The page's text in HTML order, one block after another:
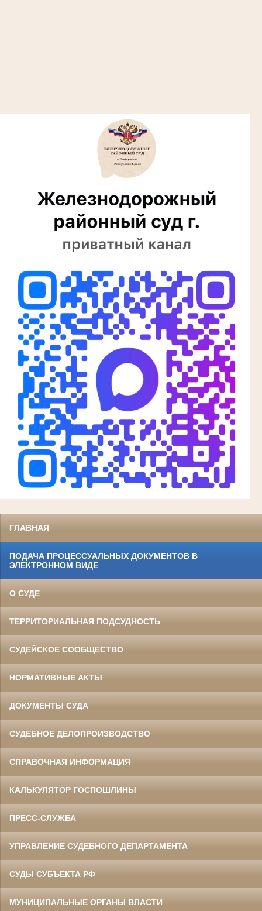
ГЛАВНАЯ
ПОДАЧА ПРОЦЕССУАЛЬНЫХ ДОКУМЕНТОВ В
ЭЛЕКТРОННОМ ВИДЕ
О СУДЕ
ТЕРРИТОРИАЛЬНАЯ ПОДСУДНОСТЬ
СУДЕЙСКОЕ СООБЩЕСТВО
НОРМАТИВНЫЕ АКТЫ
ДОКУМЕНТЫ СУДА
СУДЕБНОЕ ДЕЛОПРОИЗВОДСТВО
СПРАВОЧНАЯ ИНФОРМАЦИЯ
КАЛЬКУЛЯТОР ГОСПОШЛИНЫ
ПРЕСС-СЛУЖБА
УПРАВЛЕНИЕ СУДЕБНОГО ДЕПАРТАМЕНТА
СУДЫ СУБЪЕКТА РФ
МУНИЦИПАЛЬНЫЕ ОРГАНЫ ВЛАСТИ